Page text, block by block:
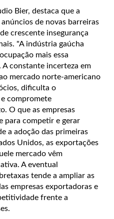
Bier, destaca que a
de novas barreiras
crescente insegurança
"A indústria gaúcha
mais essa
constante incerteza em
mercado norte-americano
dificulta o
compromete
O que as empresas
para competir e gerar
a adoção das primeiras
Unidos, as exportações
mercado vêm
A eventual
tende a ampliar as
empresas exportadoras e
frente a